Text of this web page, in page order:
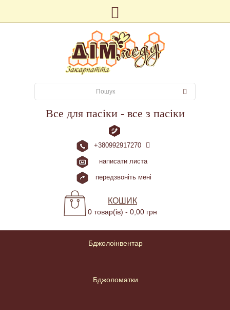
Все для пасіки - все з пасіки
+380992917270
написати листа
передзвоніть мені
КОШИК
0 товар(ів) - 0,00 грн
Бджолоінвентар
Бджоломатки